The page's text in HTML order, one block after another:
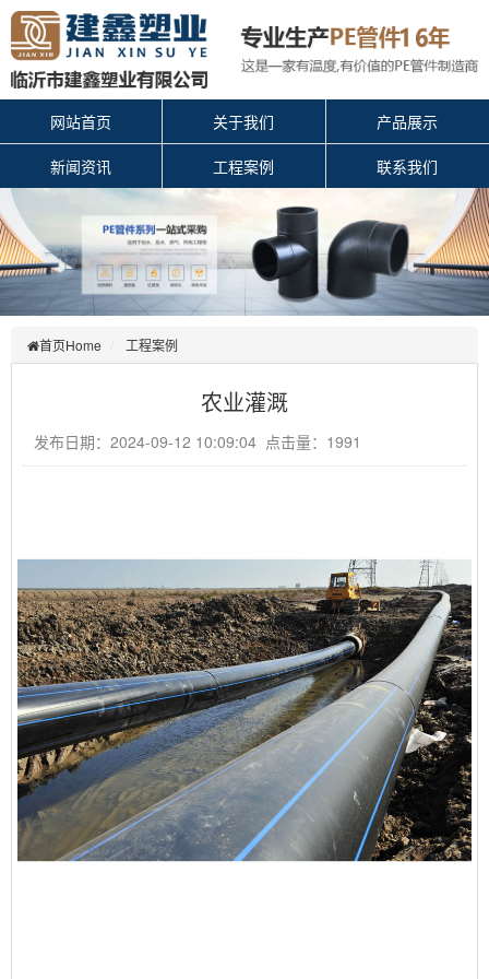
网站首页 关于我们 产品展示
新闻资讯 工程案例 联系我们
首页Home 工程案例
农业灌溉
发布日期：2024-09-12 10:09:04 点击量：1991